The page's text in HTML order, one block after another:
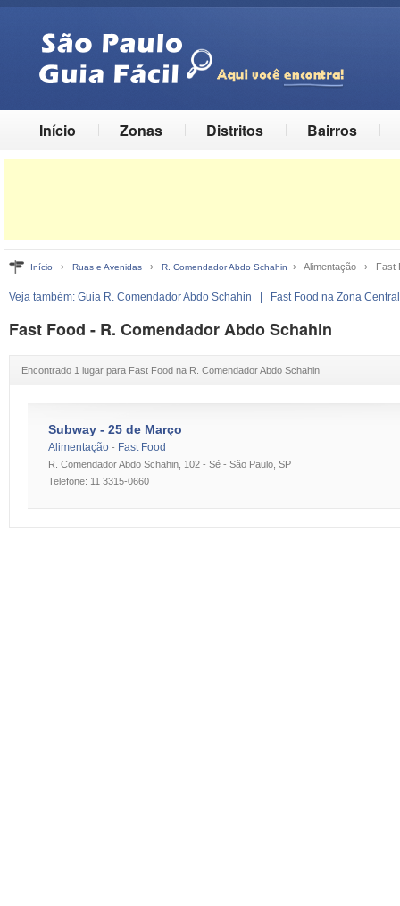
Início Zonas Distritos Bairros
Início › Ruas e Avenidas › R. Comendador Abdo Schahin › Alimentação › Fast
Veja também: Guia R. Comendador Abdo Schahin Fast Food na Zona Central
Fast Food - R. Comendador Abdo Schahin
Encontrado 1 lugar para Fast Food na R. Comendador Abdo Schahin
Subway - 25 de Março
Alimentação - Fast Food
R. Comendador Abdo Schahin, 102 - Sé - São Paulo, SP
Telefone: 11 3315-0660